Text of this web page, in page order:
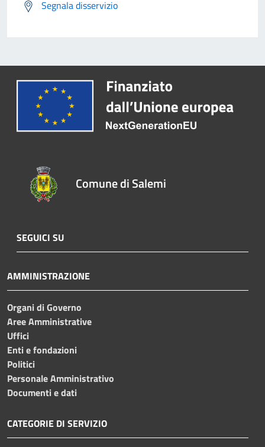
Segnala disservizio
Comune di Salemi
SEGUICI SU
AMMINISTRAZIONE
Organi di Governo
Aree Amministrative
Uffici
Enti e fondazioni
Politici
Personale Amministrativo
Documenti e dati
CATEGORIE DI SERVIZIO